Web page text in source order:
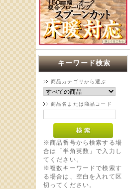
キーワード検索
商品カテゴリから選ぶ
商品名または商品コード
※商品番号から検索する場
合は「半角英数」で入力し
てください。
※複数キーワードで検索す
る場合は、空白を入れて区
切ってください。